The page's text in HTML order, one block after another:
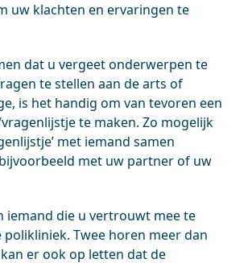
uw klachten en ervaringen te
dat u vergeet onderwerpen te
te stellen aan de arts of
is het handig om van tevoren een
te maken. Zo mogelijk
met iemand samen
met uw partner of uw
iemand die u vertrouwt mee te
polikliniek. Twee horen meer dan
er ook op letten dat de